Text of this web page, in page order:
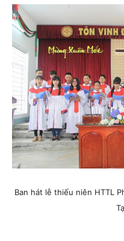
Ban hát lễ thiếu niên HTTL